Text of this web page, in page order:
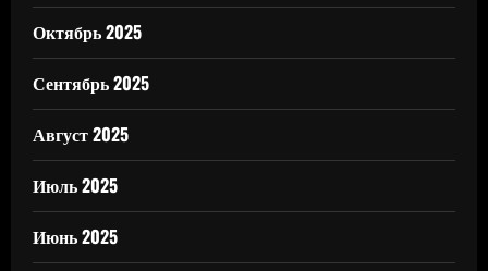
Октябрь 2025
Сентябрь 2025
Август 2025
Июль 2025
Июнь 2025